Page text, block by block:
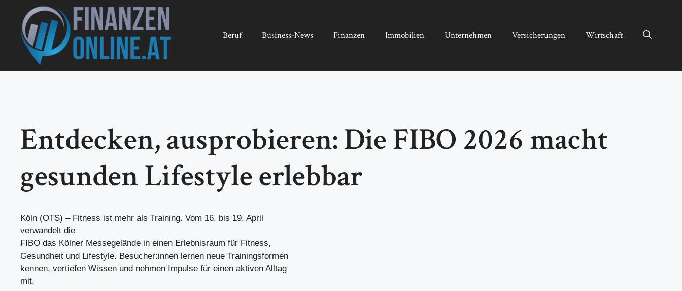
springen
Beruf Business-News Finanzen Immobilien Unternehmen Versicherungen Wirtschaft
Entdecken, ausprobieren: Die FIBO 2026 macht
gesunden Lifestyle erlebbar
Köln (OTS) – Fitness ist mehr als Training. Vom 16. bis 19. April
verwandelt die
FIBO das Kölner Messegelände in einen Erlebnisraum für Fitness,
Gesundheit und Lifestyle. Besucher:innen lernen neue Trainingsformen
kennen, vertiefen Wissen und nehmen Impulse für einen aktiven Alltag
mit.